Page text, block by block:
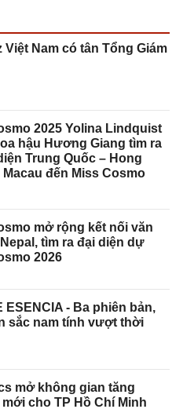
Việt Nam có tân Tổng Giám
2025 Yolina Lindquist
hậu Hương Giang tìm ra
Trung Quốc – Hong
Macau đến Miss Cosmo
mở rộng kết nối văn
tìm ra đại diện dự
2026
ESENCIA - Ba phiên bản,
sắc nam tính vượt thời
mở không gian tăng
cho TP Hồ Chí Minh